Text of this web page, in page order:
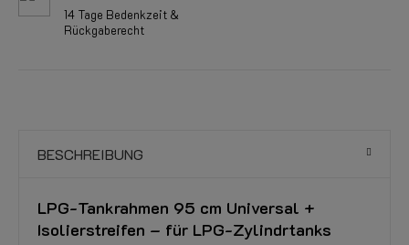
14 Tage Bedenkzeit &
Rückgaberecht
BESCHREIBUNG
LPG-Tankrahmen 95 cm Universal +
Isolierstreifen – für LPG-Zylindrtanks